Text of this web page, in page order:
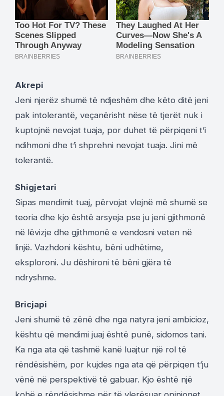
Akrepi
Jeni njerëz shumë të ndjeshëm dhe këto ditë jeni
pak intolerantë, veçanërisht nëse të tjerët nuk i
kuptojnë nevojat tuaja, por duhet të përpiqeni t’i
ndihmoni dhe t’i shprehni nevojat tuaja. Jini më
tolerantë.
Shigjetari
Sipas mendimit tuaj, përvojat vlejnë më shumë se
teoria dhe kjo është arsyeja pse ju jeni gjithmonë
në lëvizje dhe gjithmonë e vendosni veten në
linjë. Vazhdoni kështu, bëni udhëtime,
eksploroni. Ju dëshironi të bëni gjëra të
ndryshme.
Bricjapi
Jeni shumë të zënë dhe nga natyra jeni ambicioz,
kështu që mendimi juaj është punë, sidomos tani.
Ka nga ata që tashmë kanë luajtur një rol të
rëndësishëm, por kujdes nga ata që përpiqen t’ju
vënë në perspektivë të gabuar. Kjo është një